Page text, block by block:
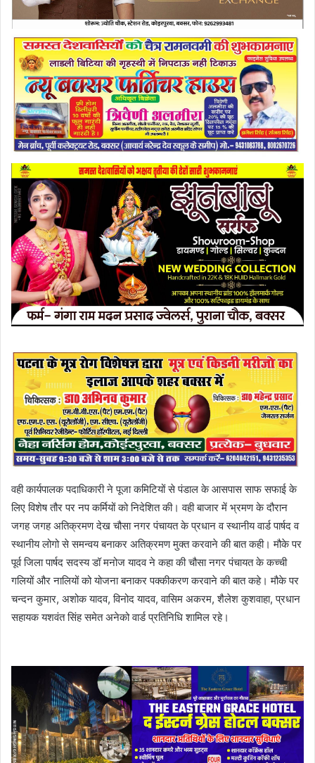
वही कार्यपालक पदाधिकारी ने पूजा कमिटियों से पंडाल के आसपास साफ सफाई के
लिए विशेष तौर पर नप कर्मियों को निदेशित की। वही बाजार में भ्रमण के दौरान
जगह जगह अतिक्रमण देख चौसा नगर पंचायत के प्रधान व स्थानीय वार्ड पार्षद व
स्थानीय लोगो से समन्वय बनाकर अतिक्रमण मुक्त करवाने की बात कही। मौके पर
पूर्व जिला पार्षद सदस्य डॉ मनोज यादव ने कहा की चौसा नगर पंचायत के कच्ची
गलियों और नालियों को योजना बनाकर पक्कीकरण करवाने की बात कहे। मौके पर
चन्दन कुमार, अशोक यादव, विनोद यादव, वासिम अकरम, शैलेश कुशवाहा, प्रधान
सहायक यशवंत सिंह समेत अनेको वार्ड प्रतिनिधि शामिल रहे।